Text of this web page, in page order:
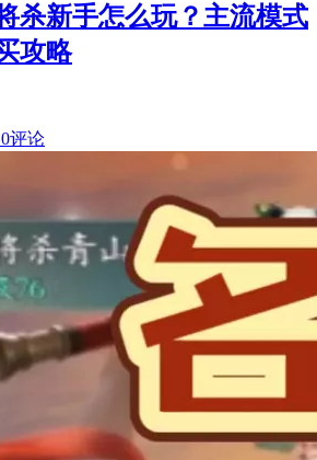
杀新手怎么玩？主流模式
攻略
0评论